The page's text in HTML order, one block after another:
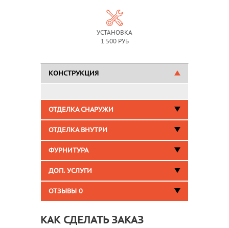
УСТАНОВКА
1 500 РУБ
КОНСТРУКЦИЯ
ОТДЕЛКА СНАРУЖИ
ОТДЕЛКА ВНУТРИ
ФУРНИТУРА
ДОП. УСЛУГИ
ОТЗЫВЫ 0
КАК СДЕЛАТЬ ЗАКАЗ